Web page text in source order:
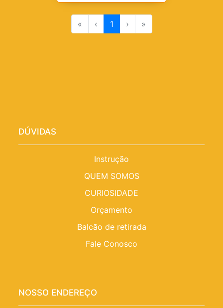
« ‹ 1 › »
DÚVIDAS
Instrução
QUEM SOMOS
CURIOSIDADE
Orçamento
Balcão de retirada
Fale Conosco
NOSSO ENDEREÇO